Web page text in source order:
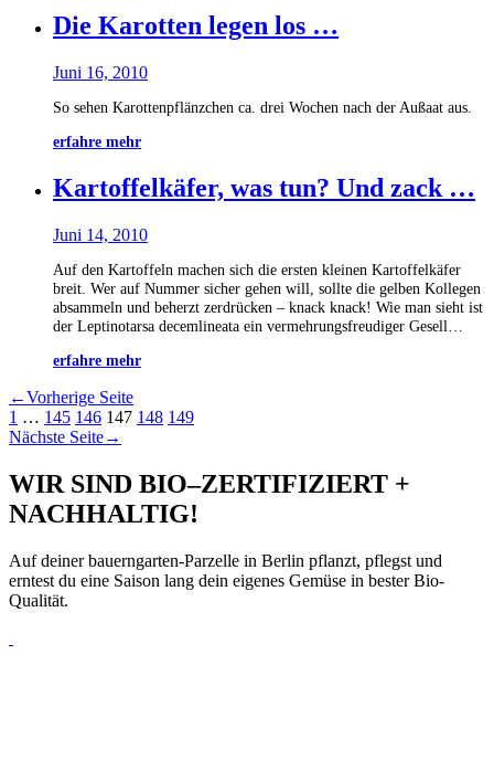
Die Karotten legen los …
Juni 16, 2010
So sehen Karottenpflänzchen ca. drei Wochen nach der Außaat aus.
erfahre mehr
Kartoffelkäfer, was tun? Und zack …
Juni 14, 2010
Auf den Kartoffeln machen sich die ersten kleinen Kartoffelkäfer
breit. Wer auf Nummer sicher gehen will, sollte die gelben Kollegen
absammeln und beherzt zerdrücken – knack knack! Wie man sieht ist
der Leptinotarsa decemlineata ein vermehrungsfreudiger Gesell…
erfahre mehr
←Vorherige Seite
1 … 145 146 147 148 149
Nächste Seite→
WIR SIND BIO–ZERTIFIZIERT +
NACHHALTIG!
Auf deiner bauerngarten-Parzelle in Berlin pflanzt, pflegst und
erntest du eine Saison lang dein eigenes Gemüse in bester Bio-
Qualität.